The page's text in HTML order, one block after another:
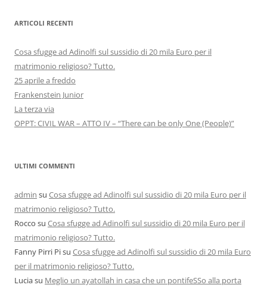
ARTICOLI RECENTI
Cosa sfugge ad Adinolfi sul sussidio di 20 mila Euro per il
matrimonio religioso? Tutto.
25 aprile a freddo
Frankenstein Junior
La terza via
OPPT: CIVIL WAR – ATTO IV – “There can be only One (People)”
ULTIMI COMMENTI
admin su Cosa sfugge ad Adinolfi sul sussidio di 20 mila Euro per il
matrimonio religioso? Tutto.
Rocco su Cosa sfugge ad Adinolfi sul sussidio di 20 mila Euro per il
matrimonio religioso? Tutto.
Fanny Pirri Pisu Cosa sfugge ad Adinolfi sul sussidio di 20 mila Euro
per il matrimonio religioso? Tutto.
Luciasu Meglio un ayatollah in casa che un pontifeSSo alla porta